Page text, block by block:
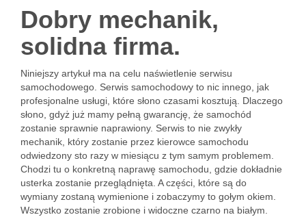
Dobry mechanik,
solidna firma.
Niniejszy artykuł ma na celu naświetlenie serwisu
samochodowego. Serwis samochodowy to nic innego, jak
profesjonalne usługi, które słono czasami kosztują. Dlaczego
słono, gdyż już mamy pełną gwarancję, że samochód
zostanie sprawnie naprawiony. Serwis to nie zwykły
mechanik, który zostanie przez kierowce samochodu
odwiedzony sto razy w miesiącu z tym samym problemem.
Chodzi tu o konkretną naprawę samochodu, gdzie dokładnie
usterka zostanie przeglądnięta. A części, które są do
wymiany zostaną wymienione i zobaczymy to gołym okiem.
Wszystko zostanie zrobione i widoczne czarno na białym.